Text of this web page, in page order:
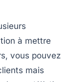
à mettre
vous pouvez
mais